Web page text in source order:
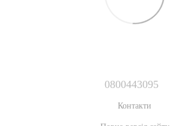
0800443095
Контакти